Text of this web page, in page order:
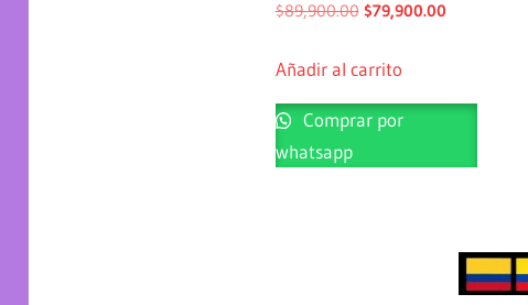
$89,900.00 $79,900.00
Añadir al carrito
Comprar por
whatsapp